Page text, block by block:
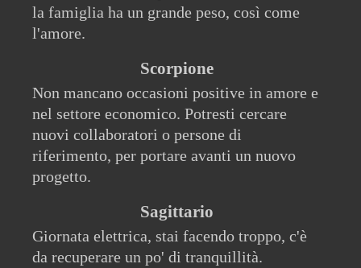
la famiglia ha un grande peso, così come
l'amore.
Scorpione
Non mancano occasioni positive in amore e
nel settore economico. Potresti cercare
nuovi collaboratori o persone di
riferimento, per portare avanti un nuovo
progetto.
Sagittario
Giornata elettrica, stai facendo troppo, c'è
da recuperare un po' di tranquillità.